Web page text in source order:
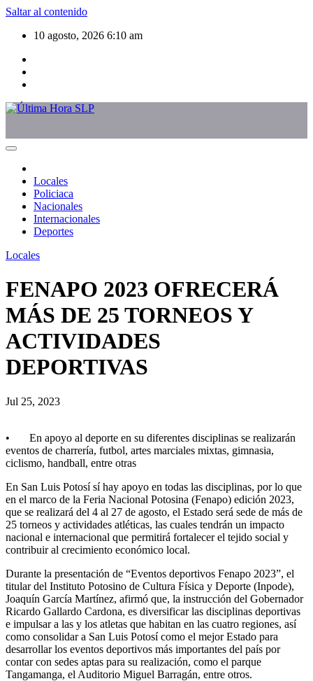
Saltar al contenido
10 agosto, 2026 6:10 am
Locales
Policiaca
Nacionales
Internacionales
Deportes
Locales
FENAPO 2023 OFRECERÁ
MÁS DE 25 TORNEOS Y
ACTIVIDADES
DEPORTIVAS
Jul 25, 2023
• En apoyo al deporte en su diferentes disciplinas se realizarán
eventos de charrería, futbol, artes marciales mixtas, gimnasia,
ciclismo, handball, entre otras
En San Luis Potosí sí hay apoyo en todas las disciplinas, por lo que
en el marco de la Feria Nacional Potosina (Fenapo) edición 2023,
que se realizará del 4 al 27 de agosto, el Estado será sede de más de
25 torneos y actividades atléticas, las cuales tendrán un impacto
nacional e internacional que permitirá fortalecer el tejido social y
contribuir al crecimiento económico local.
Durante la presentación de “Eventos deportivos Fenapo 2023”, el
titular del Instituto Potosino de Cultura Física y Deporte (Inpode),
Joaquín García Martínez, afirmó que, la instrucción del Gobernador
Ricardo Gallardo Cardona, es diversificar las disciplinas deportivas
e impulsar a las y los atletas que habitan en las cuatro regiones, así
como consolidar a San Luis Potosí como el mejor Estado para
desarrollar los eventos deportivos más importantes del país por
contar con sedes aptas para su realización, como el parque
Tangamanga, el Auditorio Miguel Barragán, entre otros.